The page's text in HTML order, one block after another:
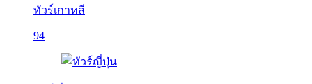
ทัวร์เกาหลี
94